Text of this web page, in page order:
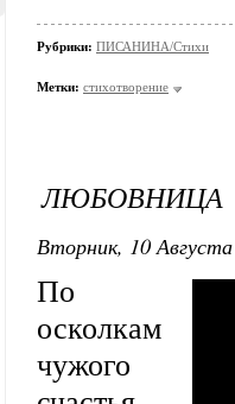
Рубрики: ПИСАНИНА/Стихи
Метки: стихотворение
ЛЮБОВНИЦА
Вторник, 10
По
осколкам
чужого